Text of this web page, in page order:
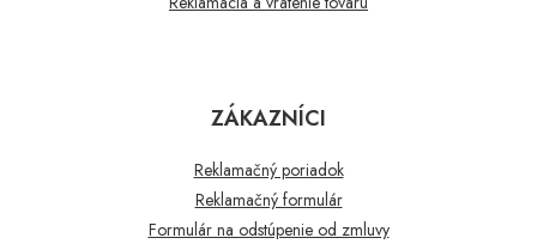
ZÁKAZNÍCI
Reklamačný poriadok
Reklamačný formulár
Formulár na odstúpenie od zmluvy